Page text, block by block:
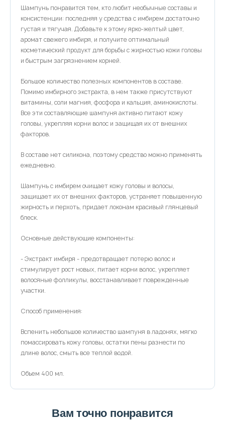
Шампунь понравится тем, кто любит необычные составы и
консистенции: последняя у средства с имбирем достаточно
густая и тягучая. Добавьте к этому ярко-желтый цвет,
аромат свежего имбиря, и получите оптимальный
косметический продукт для борьбы с жирностью кожи головы
и быстрым загрязнением корней.
Большое количество полезных компонентов в составе.
Помимо имбирного экстракта, в нем также присутствуют
витамины, соли магния, фосфора и кальция, аминокислоты.
Все эти составляющие шампуня активно питают кожу
головы, укрепляя корни волос и защищая их от внешних
факторов.
В составе нет силикона, поэтому средство можно применять
ежедневно.
Шампунь с имбирем очищает кожу головы и волосы,
защищает их от внешних факторов, устраняет повышенную
жирность и перхоть, придает локонам красивый глянцевый
блеск.
Основные действующие компоненты:
- Экстракт имбиря - предотвращает потерю волос и
стимулирует рост новых, питает корни волос, укрепляет
волосяные фолликулы, восстанавливает поврежденные
участки.
Способ применения:
Вспенить небольшое количество шампуня в ладонях, мягко
помассировать кожу головы, остатки пены разнести по
длине волос, смыть все теплой водой.
Объем 400 мл.
Вам точно понравится